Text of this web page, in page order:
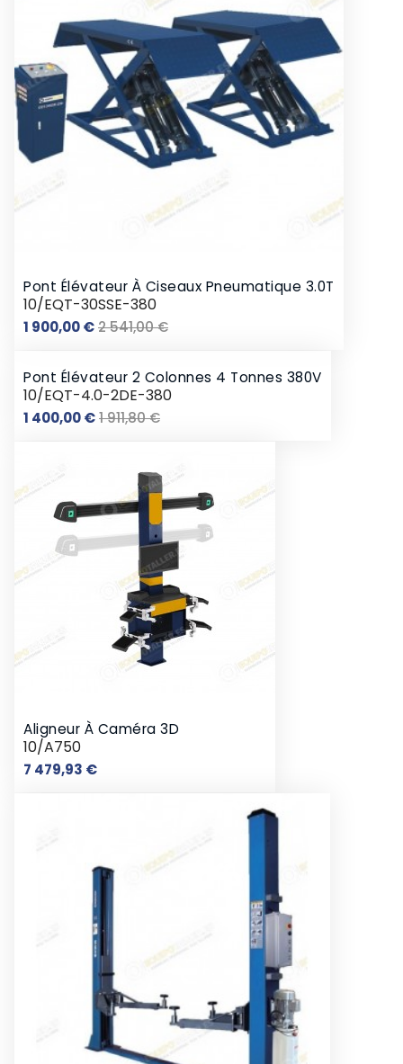
Pont Élévateur À Ciseaux Pneumatique 3.0T
10/EQT-30SSE-380
1 900,00 €Prix
2 541,00 €Prix
Pont Élévateur 2 Colonnes 4 Tonnes 380V
10/EQT-4.0-2DE-380
1 400,00 €Prix
1 911,80 €Prix
Aligneur À Caméra 3D
10/A750
7 479,93 €Prix